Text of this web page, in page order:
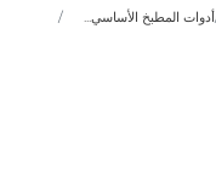
أدوات المطبخ الأساسي...